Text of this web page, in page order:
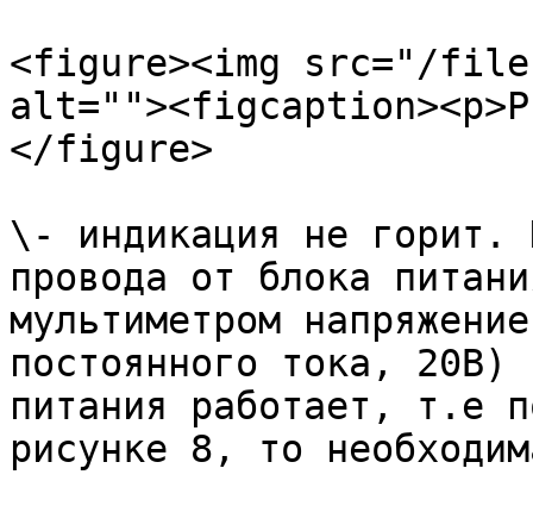
<figure><img src="/files/
</figure>
\- индикация не горит.
провода от блока
мультиметром
постоянного тока,
питания работает, т.е
рисунке 8, то